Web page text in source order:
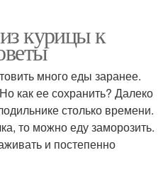
курицы к
много еды заранее.
как ее сохранить? Далеко
столько времени.
то можно еду заморозить.
и постепенно